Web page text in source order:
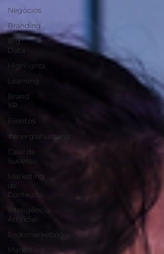
Negócios
Branding
Big
Data
Highlights
Learning
Brand
XP
Eventos
#energiahumana
Case de
Sucesso
Marketing
de
Conteúdo
Inteligência
Artificial
Endomarketing
Marketing